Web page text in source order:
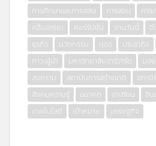
การศึกษาและการสอน
การสอน การ
คลื่นอารยะ
คอร์รัปชั่น งานวันนี้ จีน
ธุรกิจ
นวัตกรรม บุตร ประชากิจ
ภาวะผู้นำ
มหาวิทยาลัยฮาร์วาร์ด มอ
สงคราม
สถาบันการสร้างชาติ สภา
สังคมความรู้
อนาคต อาเซียน อิน
เทคโนโลยี
เป้าหมาย เศรษฐกิจ